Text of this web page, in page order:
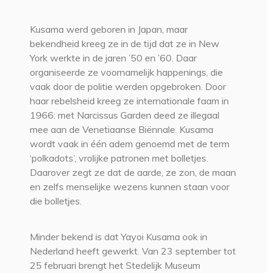
Kusama werd geboren in Japan, maar
bekendheid kreeg ze in de tijd dat ze in New
York werkte in de jaren ’50 en ’60. Daar
organiseerde ze voornamelijk happenings, die
vaak door de politie werden opgebroken. Door
haar rebelsheid kreeg ze internationale faam in
1966: met Narcissus Garden deed ze illegaal
mee aan de Venetiaanse Biënnale. Kusama
wordt vaak in één adem genoemd met de term
‘polkadots’, vrolijke patronen met bolletjes.
Daarover zegt ze dat de aarde, ze zon, de maan
en zelfs menselijke wezens kunnen staan voor
die bolletjes.
Minder bekend is dat Yayoi Kusama ook in
Nederland heeft gewerkt. Van 23 september tot
25 februari brengt het Stedelijk Museum